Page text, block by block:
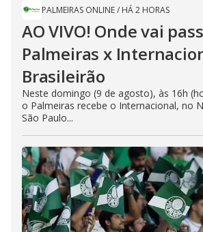
PALMEIRAS ONLINE/ HÁ 2 HORAS
AO VIVO! Onde vai
Palmeiras x
Brasileirão
Neste domingo (9 de agosto), às 16h
o Palmeiras recebe o Internacional, no
São Paulo...